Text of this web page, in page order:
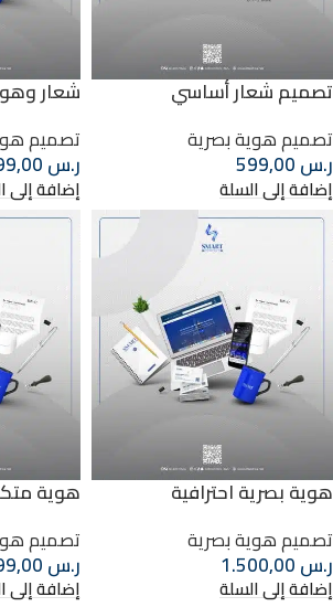
تصميم شعار أساسي
تصميم هوية بصرية
ر.س
إضافة إلى السلة
شعار
تصميم
ر.س
إضافة إلى
هوية بصرية احترافية
تصميم هوية بصرية
ر.س
إضافة إلى السلة
هوية
تصميم
ر.س
إضافة إلى